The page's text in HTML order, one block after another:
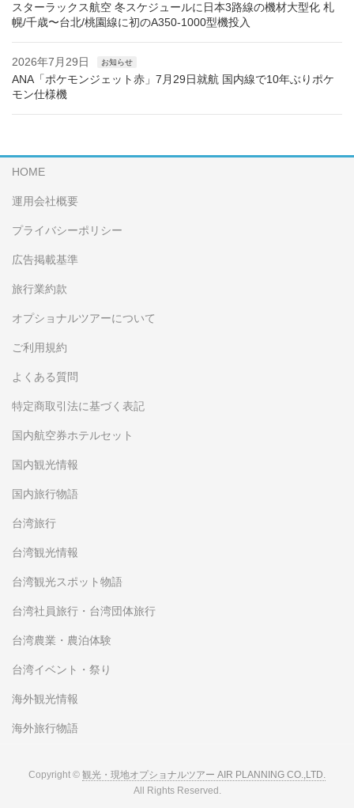
スターラックス航空 冬スケジュールに日本3路線の機材大型化 札
幌/千歳〜台北/桃園線に初のA350-1000型機投入
2026年7月29日 お知らせ
ANA「ポケモンジェット赤」7月29日就航 国内線で10年ぶりポケ
モン仕様機
HOME
運用会社概要
プライバシーポリシー
広告掲載基準
旅行業約款
オプショナルツアーについて
ご利用規約
よくある質問
特定商取引法に基づく表記
国内航空券ホテルセット
国内観光情報
国内旅行物語
台湾旅行
台湾観光情報
台湾観光スポット物語
台湾社員旅行・台湾団体旅行
台湾農業・農泊体験
台湾イベント・祭り
海外観光情報
海外旅行物語
Copyright © 観光・現地オプショナルツアー AIR PLANNING CO.,LTD.
All Rights Reserved.